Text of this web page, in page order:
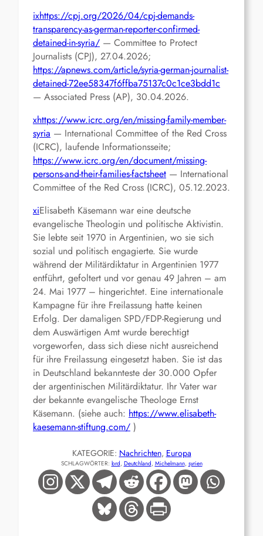
ixhttps://cpj.org/2026/04/cpj-demands-
transparency-as-german-reporter-confirmed-
detained-in-syria/ — Committee to Protect
Journalists (CPJ), 27.04.2026;
https://apnews.com/article/syria-german-journalist-
detained-72ee58347f6ffba75137c0c1ce3bdd1c
— Associated Press (AP), 30.04.2026.
xhttps://www.icrc.org/en/missing-family-member-
syria — International Committee of the Red Cross
(ICRC), laufende Informationsseite;
https://www.icrc.org/en/document/missing-
persons-and-their-families-factsheet — International
Committee of the Red Cross (ICRC), 05.12.2023.
xiElisabeth Käsemann war eine deutsche
evangelische Theologin und politische Aktivistin.
Sie lebte seit 1970 in Argentinien, wo sie sich
sozial und politisch engagierte. Sie wurde
während der Militärdiktatur in Argentinien 1977
entführt, gefoltert und vor genau 49 Jahren – am
24. Mai 1977 – hingerichtet. Eine internationale
Kampagne für ihre Freilassung hatte keinen
Erfolg. Der damaligen SPD/FDP-Regierung und
dem Auswärtigen Amt wurde berechtigt
vorgeworfen, dass sich diese nicht ausreichend
für ihre Freilassung eingesetzt haben. Sie ist das
in Deutschland bekannteste der 30.000 Opfer
der argentinischen Militärdiktatur. Ihr Vater war
der bekannte evangelische Theologe Ernst
Käsemann. (siehe auch: https://www.elisabeth-
kaesemann-stiftung.com/ )
KATEGORIE: Nachrichten, Europa
SCHLAGWÖRTER: brd, Deutchland, Michelmann, syrien